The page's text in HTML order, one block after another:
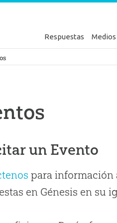
Respuestas Medios
Génesis
un Evento
para información
en Génesis en su